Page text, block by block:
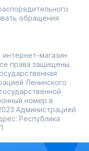
обращения
магазин
права защищены.
Ленинского
номер в
Администрацией
Республика